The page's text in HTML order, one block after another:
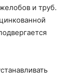
и труб.